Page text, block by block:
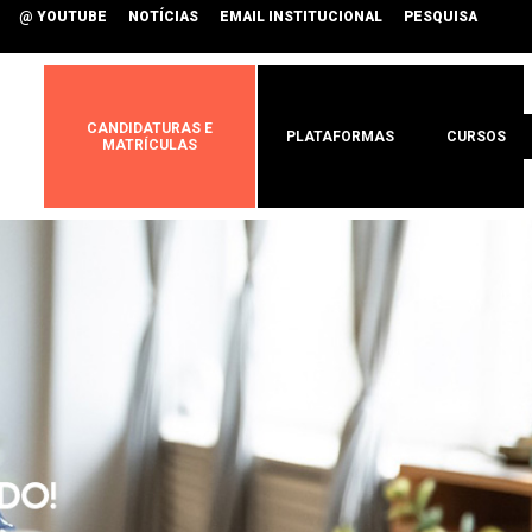
@ YOUTUBE NOTÍCIAS EMAIL INSTITUCIONAL PESQUISA
CANDIDATURAS E
MATRÍCULAS
PLATAFORMAS CURSOS